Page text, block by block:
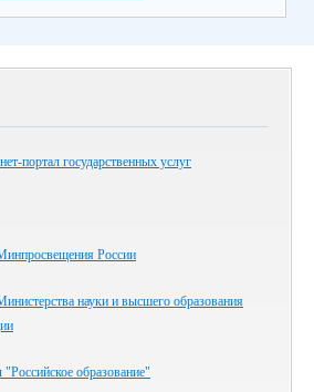
портал государственных услуг
России
науки и высшего образования
образование"